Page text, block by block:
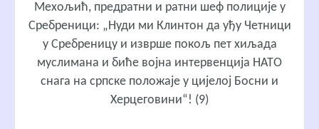
Мехољић, предратни и ратни шеф полиције у
Сребреници: „Нуди ми Клинтон да уђу Четници
у Сребреницу и изврше покољ пет хиљада
муслимана и биће војна интервенција НАТО
снага на српске положаје у цијелој Босни и
Херцеговини“! (9)